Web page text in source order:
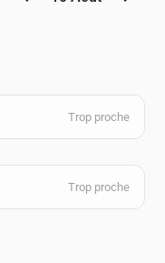
Trop proche
Trop proche